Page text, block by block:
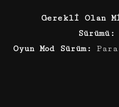
Gerekli Olan
Sürümü:
Oyun Mod Sürüm: